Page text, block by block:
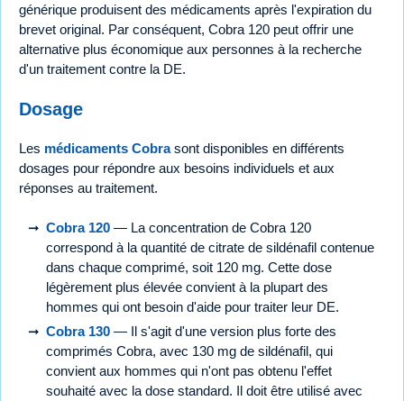
générique produisent des médicaments après l'expiration du
brevet original. Par conséquent, Cobra 120 peut offrir une
alternative plus économique aux personnes à la recherche
d'un traitement contre la DE.
Dosage
Les médicaments Cobrasont disponibles en différents
dosages pour répondre aux besoins individuels et aux
réponses au traitement.
Cobra 120 — La concentration de Cobra 120
correspond à la quantité de citrate de sildénafil contenue
dans chaque comprimé, soit 120 mg. Cette dose
légèrement plus élevée convient à la plupart des
hommes qui ont besoin d'aide pour traiter leur DE.
Cobra 130 — Il s'agit d'une version plus forte des
comprimés Cobra, avec 130 mg de sildénafil, qui
convient aux hommes qui n'ont pas obtenu l'effet
souhaité avec la dose standard. Il doit être utilisé avec